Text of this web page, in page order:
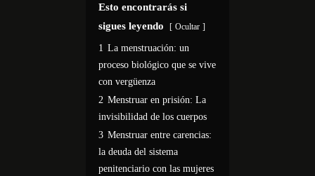
Esto encontrarás si
sigues leyendo
Ocultar
1 La menstruación: un
proceso biológico que se vive
con vergüenza
2 Menstruar en prisión: La
invisibilidad de los cuerpos
3 Menstruar entre carencias:
la deuda del sistema
penitenciario con las mujeres